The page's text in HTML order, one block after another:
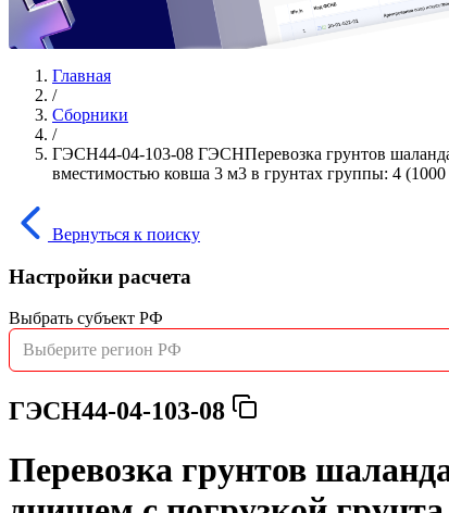
Главная
/
Сборники
/
ГЭСН44-04-103-08 ГЭСНПеревозка грунтов
вместимостью ковша 3 м3 в грунтах группы: 4
Вернуться к поиску
Настройки расчета
Выбрать субъект РФ
Выберите регион РФ
ГЭСН44-04-103-08
Перевозка грунтов